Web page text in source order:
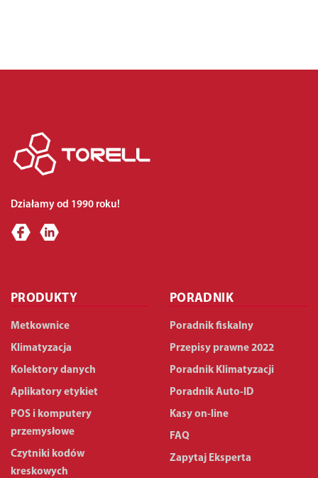
Działamy od 1990 roku!
PRODUKTY
Metkownice
Klimatyzacja
Kolektory danych
Aplikatory etykiet
POS i komputery
przemysłowe
Czytniki kodów
kreskowych
PORADNIK
Poradnik fiskalny
Przepisy prawne 2022
Poradnik Klimatyzacji
Poradnik Auto-ID
Kasy on-line
FAQ
Zapytaj Eksperta